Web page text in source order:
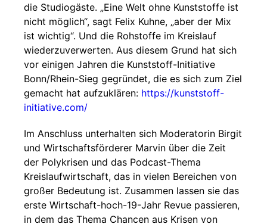
die Studiogäste. „Eine Welt ohne Kunststoffe ist
nicht möglich“, sagt Felix Kuhne, „aber der Mix
ist wichtig“. Und die Rohstoffe im Kreislauf
wiederzuverwerten. Aus diesem Grund hat sich
vor einigen Jahren die Kunststoff-Initiative
Bonn/Rhein-Sieg gegründet, die es sich zum Ziel
gemacht hat aufzuklären: https://kunststoff-
initiative.com/
Im Anschluss unterhalten sich Moderatorin Birgit
und Wirtschaftsförderer Marvin über die Zeit
der Polykrisen und das Podcast-Thema
Kreislaufwirtschaft, das in vielen Bereichen von
großer Bedeutung ist. Zusammen lassen sie das
erste Wirtschaft-hoch-19-Jahr Revue passieren,
in dem das Thema Chancen aus Krisen von